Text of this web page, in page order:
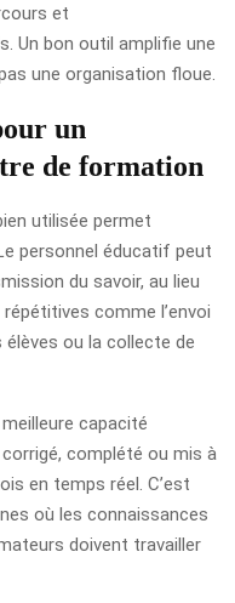
et
Un bon outil amplifie une
une organisation floue.
un
de formation
utilisée permet
personnel éducatif peut
du savoir, au lieu
comme l’envoi
ou la collecte de
capacité
complété ou mis à
en temps réel. C’est
où les connaissances
doivent travailler